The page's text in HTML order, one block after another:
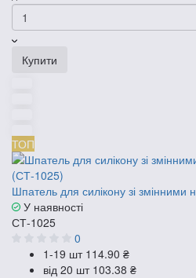
Купити
ТОП
Шпатель для силікону зі
У наявності
СТ-1025
0
1-19 шт 114.90 ₴
від 20 шт 103.38 ₴